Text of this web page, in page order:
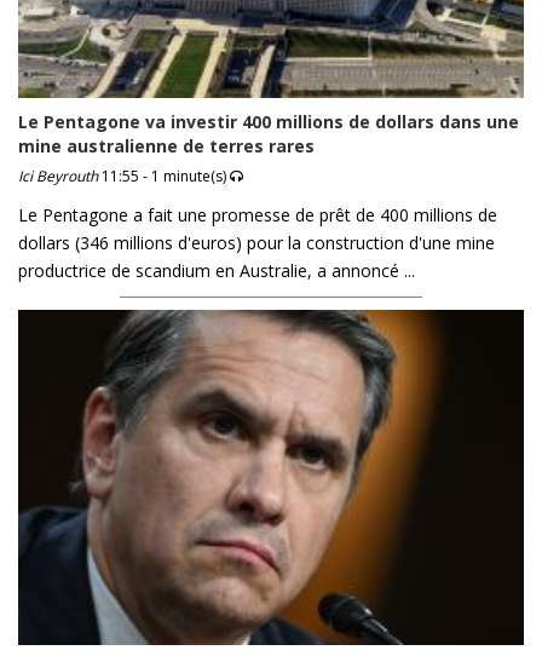
Le Pentagone va investir 400 millions de dollars dans une
mine australienne de terres rares
Ici Beyrouth11:55 - 1 minute(s)
Le Pentagone a fait une promesse de prêt de 400 millions de
dollars (346 millions d'euros) pour la construction d'une mine
productrice de scandium en Australie, a annoncé ...